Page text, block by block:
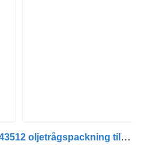
DAF pakking oliecarter 1643512 oljetrågspackning till lastbil